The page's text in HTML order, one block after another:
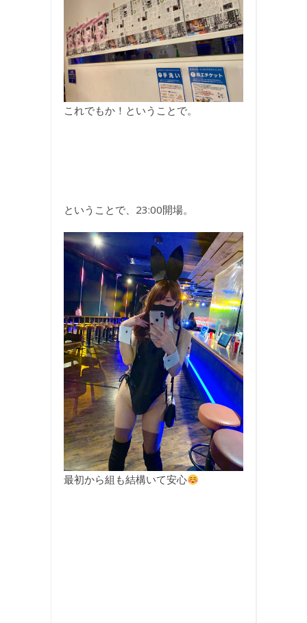
これでもか！ということで。
ということで、23:00開場。
最初から組も結構いて安心